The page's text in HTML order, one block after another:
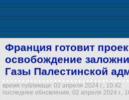
Франция готовит
освобождение
Газы Палестинской
время публикаци: 02 апреля 2024 г., 10:42
последнее обновление: 02 апреля 2024 г.,